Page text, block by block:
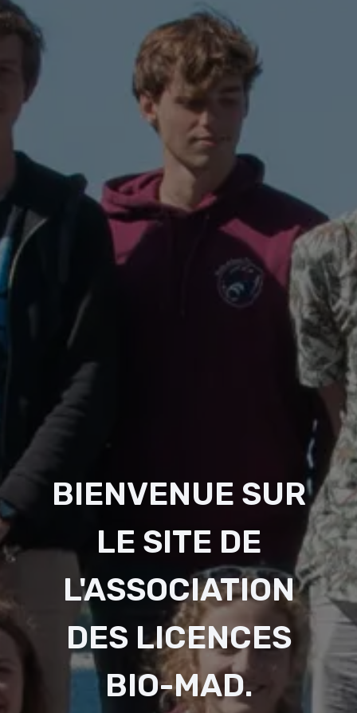
BIENVENUE SUR
LE SITE DE
L'ASSOCIATION
DES LICENCES
BIO-MAD.